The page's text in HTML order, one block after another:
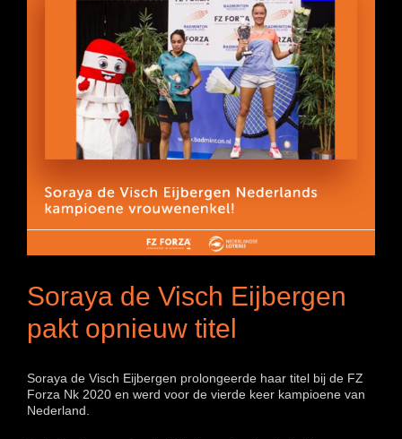
Soraya de Visch Eijbergen
pakt opnieuw titel
Soraya de Visch Eijbergen prolongeerde haar titel bij de FZ
Forza Nk 2020 en werd voor de vierde keer kampioene van
Nederland.